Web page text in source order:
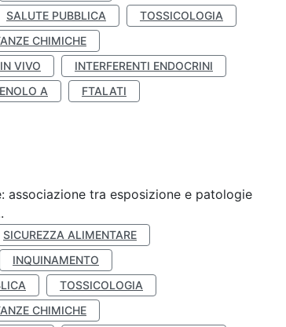
SALUTE PUBBLICA
TOSSICOLOGIA
CHIMICHE
VIVO
INTERFERENTI ENDOCRINI
A
FTALATI
tra esposizione e patologie
SICUREZZA ALIMENTARE
INQUINAMENTO
TOSSICOLOGIA
CHIMICHE